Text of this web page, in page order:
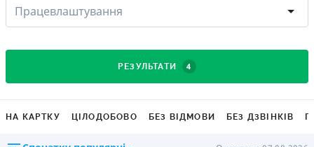
Працевлаштування
РЕЗУЛЬТАТИ 4
НА КАРТКУ ЦІЛОДОБОВО БЕЗ ВІДМОВИ БЕЗ ДЗВІНКІВ